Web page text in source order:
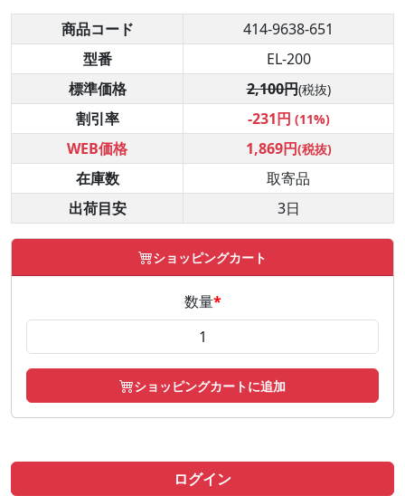
商品コード
414-9638-651
型番
EL-200
標準価格
2,100円(税抜)
割引率 -231円 (11%)
WEB価格 1,869円(税抜)
在庫数
取寄品
出荷目安
3日
ショッピングカート
数量*
ショッピングカートに追加
ログイン